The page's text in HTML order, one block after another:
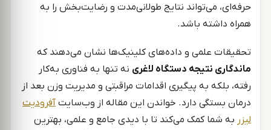
حرفه‌ای، می‌تواند نتایج طولانی‌مدت و رضایت‌بخش را به
همراه داشته باشد.
تحقیقات علمی و داده‌های کلینیک‌ها نشان می‌دهند که
ماندگاری نتیجه دستگاه لاغری نه تنها به فناوری به‌کار
رفته، بلکه به پیگیری اقدامات مراقبتی و مدیریت وزن بعد از
درمان بستگی دارد. خواندن این مقاله از وب‌سایتآفرودیت
لیزر به شما کمک می‌کند تا با دیدی جامع و علمی، بهترین